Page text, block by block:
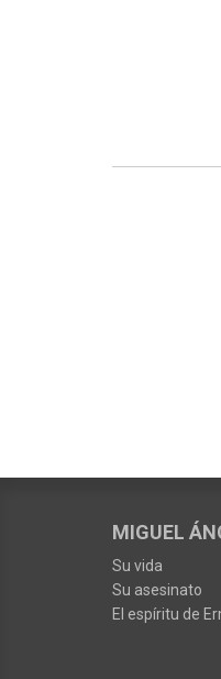
MIGUEL
Su vida
Su asesinato
El espíritu de